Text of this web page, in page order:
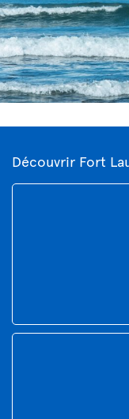
Découvrir Fort